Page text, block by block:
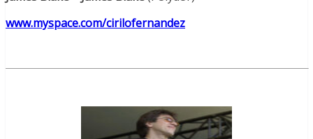
www.myspace.com/cirilofernandez